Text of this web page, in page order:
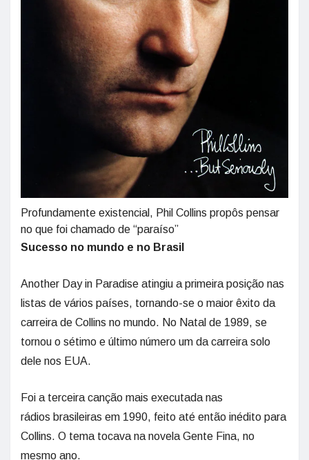
Profundamente existencial, Phil Collins propôs pensar
no que foi chamado de “paraíso”
Sucesso no mundo e no Brasil
Another Day in Paradise atingiu a primeira posição nas
listas de vários países, tornando-se o maior êxito da
carreira de Collins no mundo. No Natal de 1989, se
tornou o sétimo e último número um da carreira solo
dele nos EUA.
Foi a terceira canção mais executada nas
rádios brasileiras em 1990, feito até então inédito para
Collins. O tema tocava na novela Gente Fina, no
mesmo ano.